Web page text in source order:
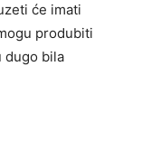
će imati
produbiti
dugo bila